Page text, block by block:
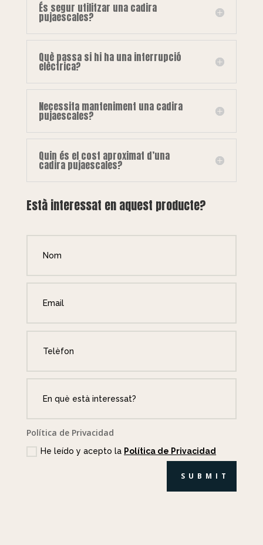
És segur utilitzar una cadira
pujaescales?
Què passa si hi ha una interrupció
elèctrica?
Necessita manteniment una cadira
pujaescales?
Quin és el cost aproximat d’una
cadira pujaescales?
Està interessat en aquest producte?
Política de Privacidad
He leído y acepto la Política de Privacidad
SUBMIT